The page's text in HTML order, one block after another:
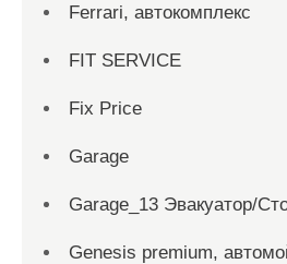
Ferrari, автокомплекс
FIT SERVICE
Fix Price
Garage
Garage_13 Эвакуатор/
Genesis premium,